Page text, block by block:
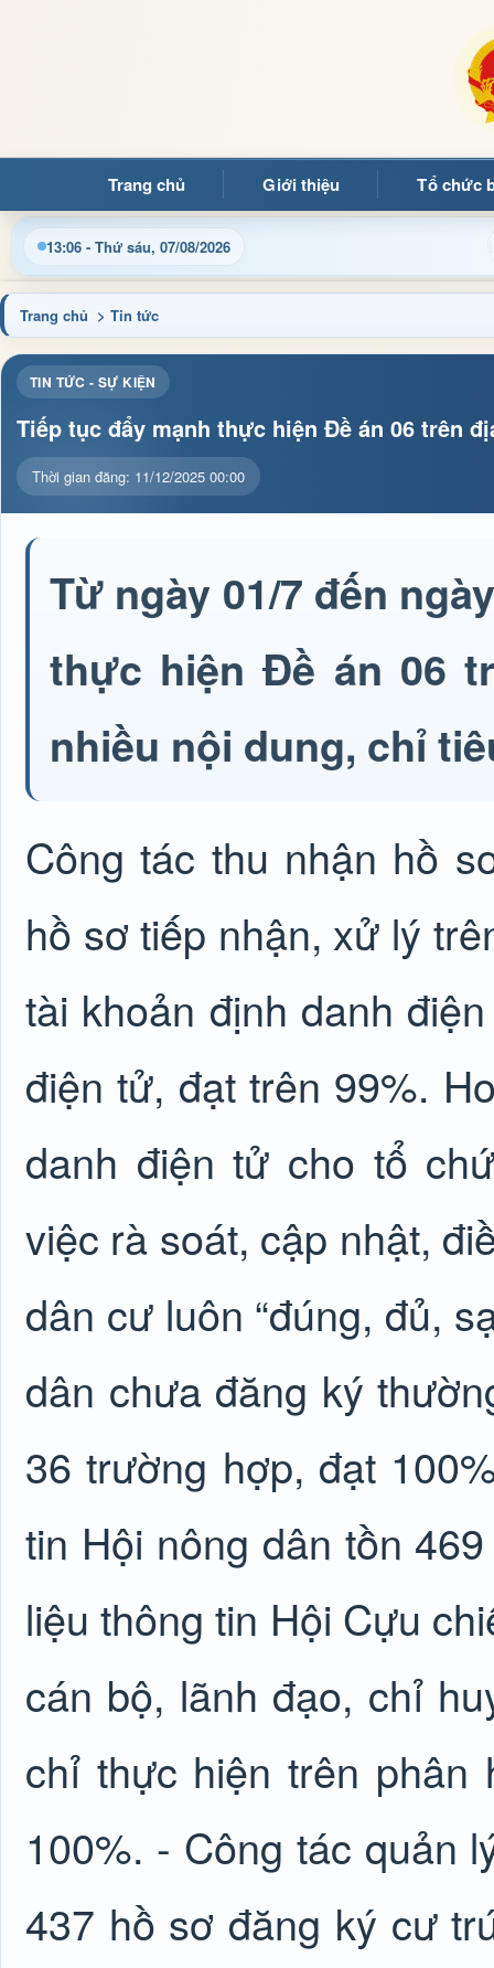
Trang chủ Giới thiệu Tổ chức
13:06 - Thứ sáu, 07/08/2026
Cập nhật thông tin điều hành, thủ tục hành chính và tin tức
Trang chủ > Tin tức
TIN TỨC - SỰ KIỆN
Tiếp tục đẩy mạnh thực hiện Đề án 06 trên
Thời gian đăng: 11/12/2025 00:00
Từ ngày 01/7 đến
thực hiện Đề án 06
nhiều nội dung, chỉ
Công tác thu nhận hồ
hồ sơ tiếp nhận, xử lý
tài khoản định danh
điện tử, đạt trên 99%.
danh điện tử cho tổ
việc rà soát, cập nhật,
dân cư luôn “đúng, đủ,
dân chưa đăng ký
36 trường hợp, đạt
tin Hội nông dân tồn
liệu thông tin Hội Cựu
cán bộ, lãnh đạo, chỉ
chỉ thực hiện trên phân
100%. - Công tác quản
437 hồ sơ đăng ký cư